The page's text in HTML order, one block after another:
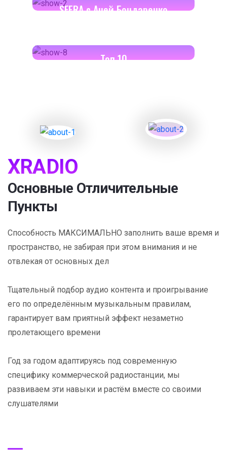
SFERA с Аней Бондаренко
Toп 10
XRADIO
Основные Отличительные
Пункты
Способность МАКСИМАЛЬНО заполнить ваше время и
пространство, не забирая при этом внимания и не
отвлекая от основных дел
Тщательный подбор аудио контента и проигрывание
его по определённым музыкальным правилам,
гарантирует вам приятный эффект незаметно
пролетающего времени
Год за годом адаптируясь под современную
специфику коммерческой радиостанции, мы
развиваем эти навыки и растём вместе со своими
слушателями